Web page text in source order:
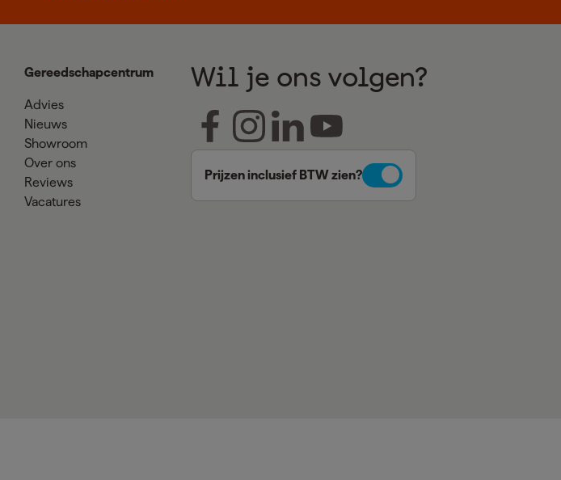
Gereedschapcentrum
Advies
Nieuws
Showroom
Over ons
Reviews
Vacatures
Wil je ons volgen?
Prijzen inclusief BTW zien?